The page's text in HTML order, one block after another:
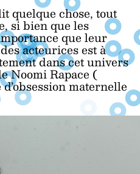
quelque chose, tout
si bien que les
que leur
acteurices est à
dans cet univers
Noomi Rapace (
maternelle